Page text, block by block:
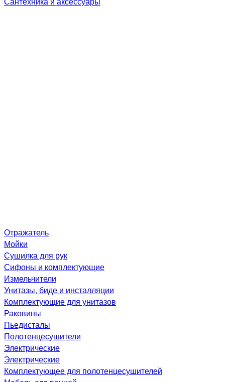
Отражатель
Мойки
Сушилка для рук
Сифоны и комплектующие
Измельчители
Унитазы, биде и инсталляции
Комплектующие для унитазов
Раковины
Пьедисталы
Полотенцесушители
Электрические
Электрические
Комплектующее для полотенцесушителей